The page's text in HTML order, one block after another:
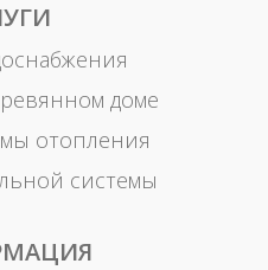
доме
отопления
системы